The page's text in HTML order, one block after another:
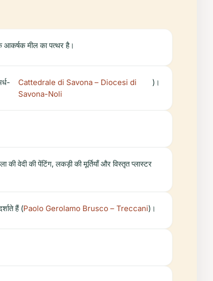
आकर्षक मील का पत्थर है।
Cattedrale di Savona – Diocesi di
Savona-Noli
)।
की वेदी की पेंटिंग, लकड़ी की मूर्तियाँ और विस्तृत प्लास्टर
हैं (Paolo Gerolamo Brusco – Treccani)।